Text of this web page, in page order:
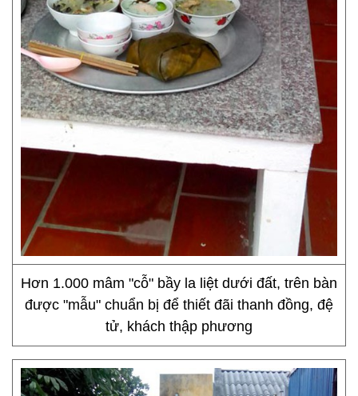
Hơn 1.000 mâm "cỗ" bầy la liệt dưới đất, trên bàn
được "mẫu" chuẩn bị để thiết đãi thanh đồng, đệ
tử, khách thập phương